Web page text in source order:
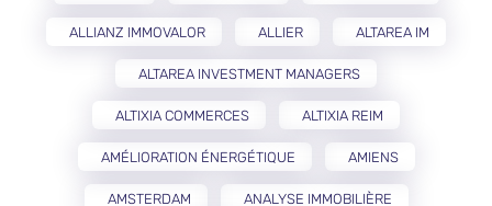
ALLIANZ IMMOVALOR ALLIER ALTAREA IM
ALTAREA INVESTMENT MANAGERS
ALTIXIA COMMERCES ALTIXIA REIM
AMÉLIORATION ÉNERGÉTIQUE AMIENS
AMSTERDAM ANALYSE IMMOBILIÈRE